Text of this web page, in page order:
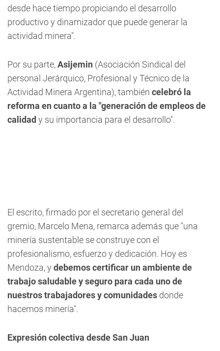
desde hace tiempo propiciando el desarrollo
productivo y dinamizador que puede generar la
actividad minera".
Por su parte,Asijemin (Asociación Sindical del
personal Jerárquico, Profesional y Técnico de la
Actividad Minera Argentina), también celebró la
reforma en cuanto a la "generación de empleos de
calidad y su importancia para el desarrollo".
El escrito, firmado por el secretario general del
gremio, Marcelo Mena, remarca además que "una
minería sustentable se construye con el
profesionalismo, esfuerzo y dedicación. Hoy es
Mendoza, y debemos certificar un ambiente de
trabajo saludable y seguro para cada uno de
nuestros trabajadores y comunidades donde
hacemos minería".
Expresión colectiva desde San Juan